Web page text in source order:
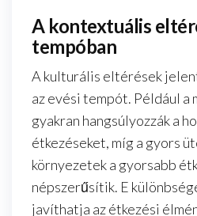
A kontextuális
tempóban
A kulturális eltérések
az evési tempót. Például
gyakran hangsúlyozzák a
étkezéseket, míg a gyors
környezetek a gyorsabb
népszerűsítik. E
javíthatja az étkezési